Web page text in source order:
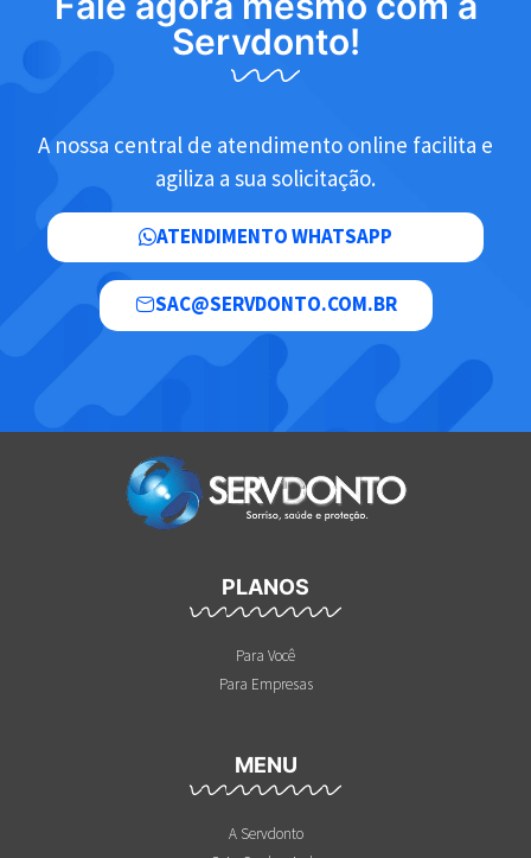
Servdonto!
A nossa central de atendimento online facilita e
agiliza a sua solicitação.
ATENDIMENTO WHATSAPP
SAC@SERVDONTO.COM.BR
PLANOS
Para Você
Para Empresas
MENU
A Servdonto